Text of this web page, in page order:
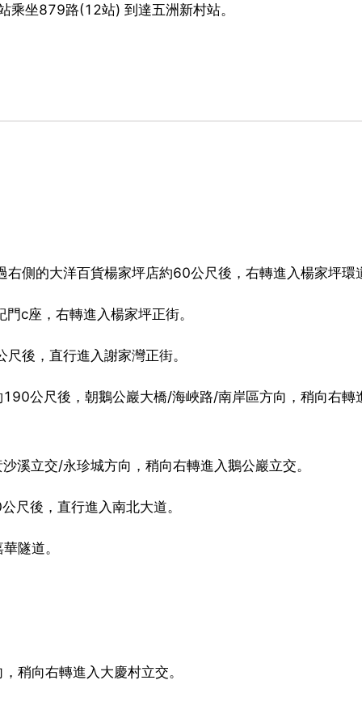
坐879路(12站) 到達五洲新村站。
側的大洋百貨楊家坪店約60公尺後，右轉進入楊家坪環
c座，右轉進入楊家坪正街。
後，直行進入謝家灣正街。
公尺後，朝鵝公巖大橋/海峽路/南岸區方向，稍向右轉
溪立交/永珍城方向，稍向右轉進入鵝公巖立交。
尺後，直行進入南北大道。
隧道。
稍向右轉進入大慶村立交。